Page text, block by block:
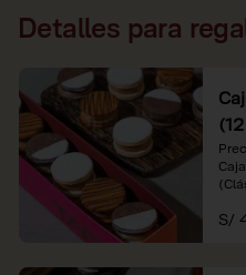
Detalles para
S/